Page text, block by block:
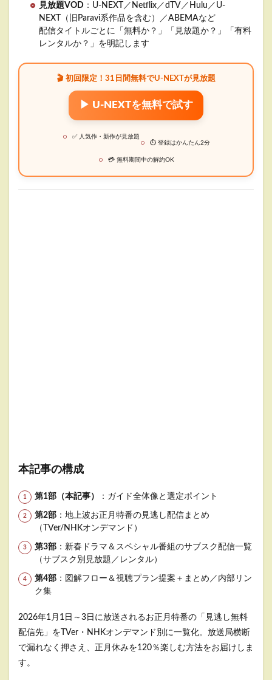
見放題VOD ：U-NEXT／Netflix／dTV／Hulu／U-
NEXT（旧Paravi系作品を含む）／ABEMAなど
配信タイトルごとに「無料か？」「見放題か？」「有料
レンタルか？」を明記します
🎬 初回限定！31日間無料でU-NEXTが見放題
▶ U-NEXTを無料で試す
✅ 人気作・新作が見放題
⏱ 登録はかんたん2分
💳 無料期間中の解約OK
本記事の構成
第1部（本記事） ：ガイド全体像と選定ポイント
第2部 ：地上波お正月特番の見逃し配信まとめ
（TVer/NHKオンデマンド）
第3部 ：新春ドラマ＆スペシャル番組のサブスク配信一覧
（サブスク別見放題／レンタル）
第4部 ：図解フロー＆視聴プラン提案＋まとめ／内部リン
ク集
2026年1月1日～3日に放送されるお正月特番の「見逃し無料
配信先」をTVer・NHKオンデマンド別に一覧化。放送局横断
で漏れなく押さえ、正月休みを120％楽しむ方法をお届けしま
す。